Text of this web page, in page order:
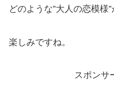
どのような”大人の恋模様”
楽しみですね。
スポンサ